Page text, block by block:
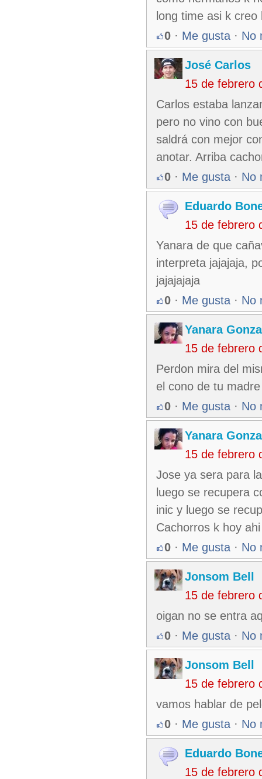
long time asi k
0 · Me gusta · No
José Carlos
15 de febrero
Carlos estaba
pero no vino con
saldrá con mejor
anotar. Arriba
0 · Me gusta · No
Eduardo
15 de febrero
Yanara de que
interpreta jajajaja,
jajajajaja
0 · Me gusta · No
Yanara
15 de febrero
Perdon mira del
el cono de tu
0 · Me gusta · No
Yanara
15 de febrero
Jose ya sera para
luego se recupera
inic y luego se
Cachorros k hoy
0 · Me gusta · No
Jonsom Bell
15 de febrero
oigan no se entra
0 · Me gusta · No
Jonsom Bell
15 de febrero
vamos hablar de
0 · Me gusta · No
Eduardo
15 de febrero